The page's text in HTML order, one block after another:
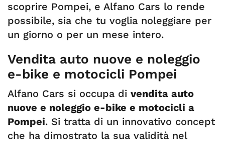
scoprire Pompei, e Alfano Cars lo rende
possibile, sia che tu voglia noleggiare per
un giorno o per un mese intero.
Vendita auto nuove e noleggio
e-bike e motocicli Pompei
Alfano Cars si occupa di vendita auto
nuove e noleggio e-bike e motocicli a
Pompei. Si tratta di un innovativo concept
che ha dimostrato la sua validità nel